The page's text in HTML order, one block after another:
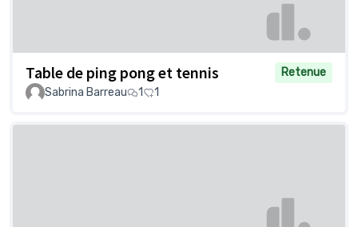
Table de ping pong et tennis
Retenue
Sabrina Barreau
1 1